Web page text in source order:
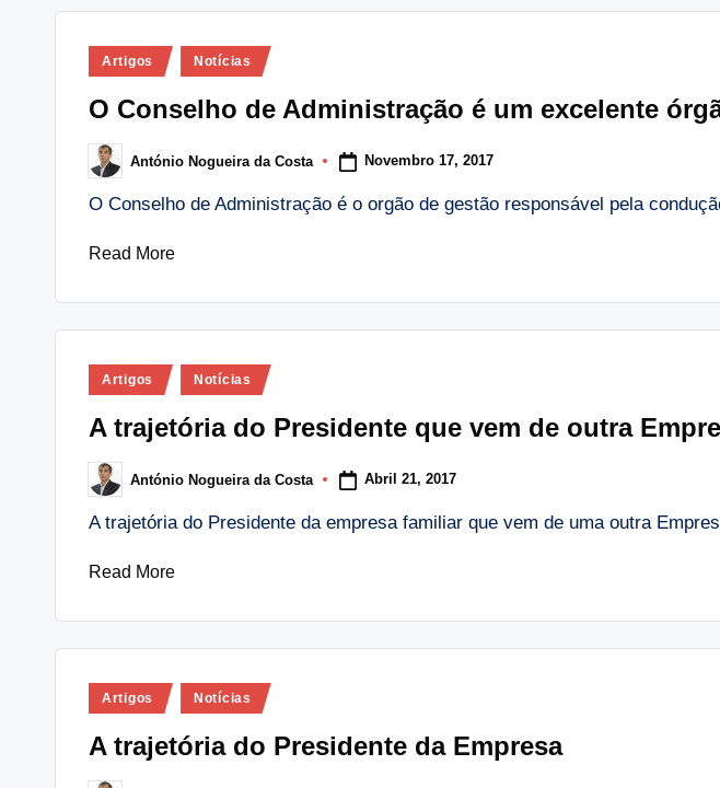
Posted
Artigos Notícias
O Conselho de Administração é um excelente
Posted
by
António Nogueira da Costa Novembro 17, 2017
O Conselho de Administração é o orgão de gestão responsável pela
Read More
Posted
Artigos Notícias
A trajetória do Presidente que vem de outra
Posted
by
António Nogueira da Costa Abril 21, 2017
A trajetória do Presidente da empresa familiar que vem de uma outra
Read More
Posted
Artigos Notícias
A trajetória do Presidente da Empresa